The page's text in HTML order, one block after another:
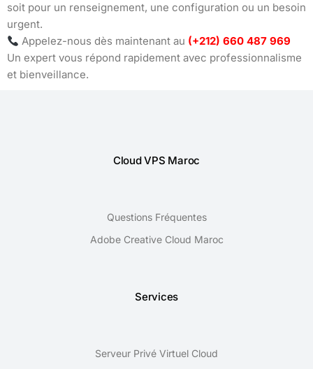
soit pour un renseignement, une configuration ou un besoin
urgent.
Appelez-nous dès maintenant au (+212) 660 487 969
Un expert vous répond rapidement avec professionnalisme
et bienveillance.
Cloud VPS Maroc
Questions Fréquentes
Adobe Creative Cloud Maroc
Services
Serveur Privé Virtuel Cloud